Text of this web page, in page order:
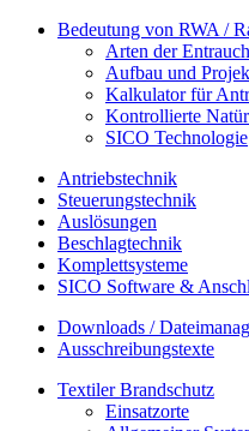
Bedeutung von RWA /
Arten der
Aufbau und
Kalkulator für
Kontrollierte
SICO Technologie
Antriebstechnik
Steuerungstechnik
Auslösungen
Beschlagtechnik
Komplettsysteme
SICO Software &
Downloads /
Ausschreibungstexte
Textiler Brandschutz
Einsatzorte